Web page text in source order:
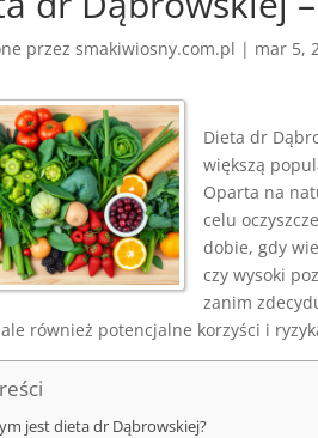
przezsmakiwiosny.com.pl | mar 5,
Dieta dr
większą
Oparta na
celu
dobie, gdy
czy wysoki
zanim
również potencjalne korzyści i
jest dieta dr Dąbrowskiej?